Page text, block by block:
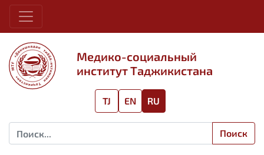
Медико-социальный
институт Таджикистана
Поиск
TJ RU
EN